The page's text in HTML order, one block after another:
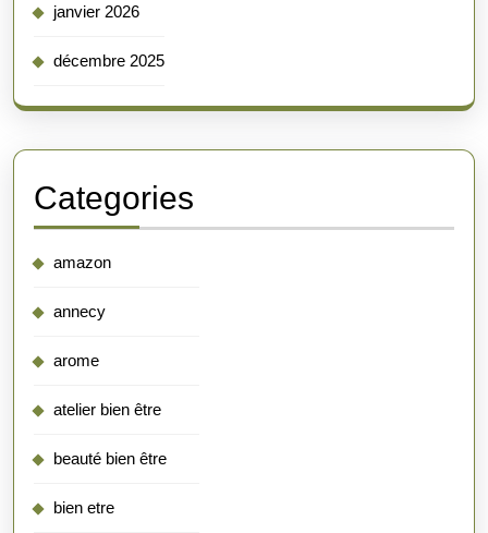
janvier 2026
décembre 2025
Categories
amazon
annecy
arome
atelier bien être
beauté bien être
bien etre